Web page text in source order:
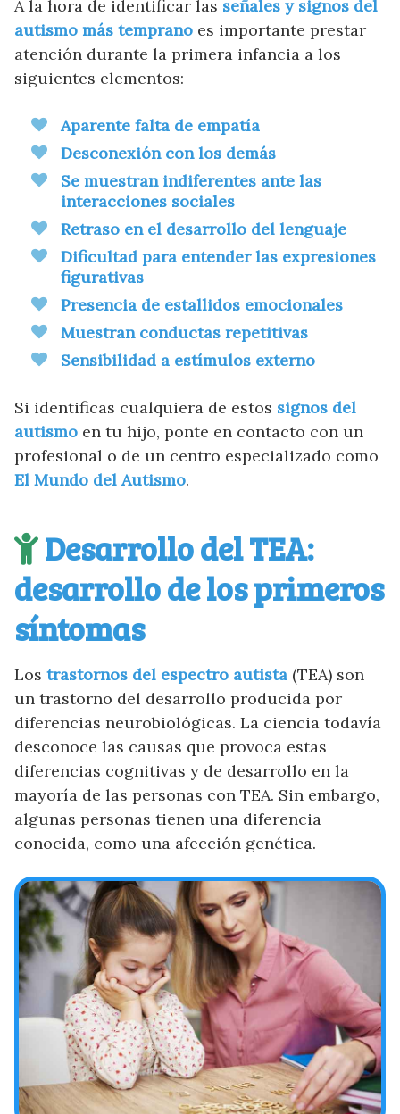
A la hora de identificar las señales y signos del
autismo más temprano es importante prestar
atención durante la primera infancia a los
siguientes elementos:
Aparente falta de empatía
Desconexión con los demás
Se muestran indiferentes ante las
interacciones sociales
Retraso en el desarrollo del lenguaje
Dificultad para entender las expresiones
figurativas
Presencia de estallidos emocionales
Muestran conductas repetitivas
Sensibilidad a estímulos externo
Si identificas cualquiera de estos signos del
autismo en tu hijo, ponte en contacto con un
profesional o de un centro especializado como
El Mundo del Autismo.
Desarrollo del TEA:
desarrollo de los primeros
síntomas
Los trastornos del espectro autista (TEA) son
un trastorno del desarrollo producida por
diferencias neurobiológicas. La ciencia todavía
desconoce las causas que provoca estas
diferencias cognitivas y de desarrollo en la
mayoría de las personas con TEA. Sin embargo,
algunas personas tienen una diferencia
conocida, como una afección genética.